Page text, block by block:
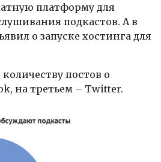
платформу для
подкастов. А в
о запуске хостинга для
постов о
на третьем – Twitter.